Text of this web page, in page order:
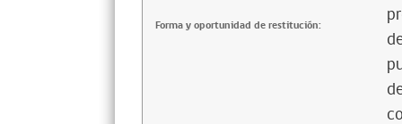
Forma y oportunidad de restitución: